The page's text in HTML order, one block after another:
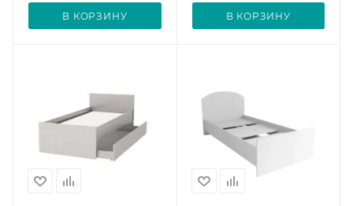
В КОРЗИНУ В КОРЗИНУ